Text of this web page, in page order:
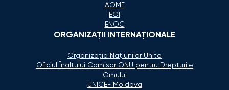
AOMF
EOI
ENOC
ORGANIZAŢII INTERNAŢIONALE
Organizaţia Naţiunilor Unite
Oficiul Înaltului Comisar ONU pentru Drepturile
Omului
UNICEF Moldova